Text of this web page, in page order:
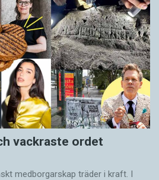
vackraste ordet
medborgarskap träder i kraft. I